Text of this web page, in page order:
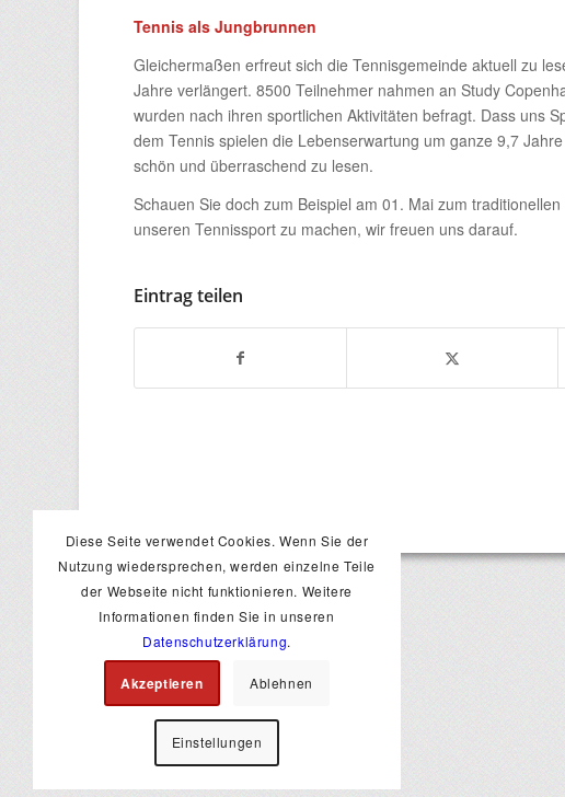
Tennis als Jungbrunnen
Gleichermaßen erfreut sich die Tennisgemeinde aktuell zu
Jahre verlängert. 8500 Teilnehmer nahmen an Study
wurden nach ihren sportlichen Aktivitäten befragt. Dass uns
dem Tennis spielen die Lebenserwartung um ganze 9,7
schön und überraschend zu lesen.
Schauen Sie doch zum Beispiel am 01. Mai zum
unseren Tennissport zu machen, wir freuen uns darauf.
Eintrag teilen
Diese Seite verwendet Cookies. Wenn Sie der
Nutzung wiedersprechen, werden einzelne Teile
der Webseite nicht funktionieren. Weitere
Informationen finden Sie in unseren
Datenschutzerklärung.
Akzeptieren Ablehnen
Einstellungen